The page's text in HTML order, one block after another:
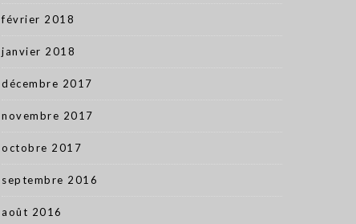
février 2018
janvier 2018
décembre 2017
novembre 2017
octobre 2017
septembre 2016
août 2016